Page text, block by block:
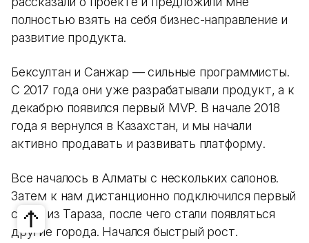
полностью взять на себя бизнес-направление и
развитие продукта.
Бексултан и Санжар — сильные программисты.
С 2017 года они уже разрабатывали продукт, а к
декабрю появился первый MVP. В начале 2018
года я вернулся в Казахстан, и мы начали
активно продавать и развивать платформу.
Все началось в Алматы с нескольких салонов.
Затем к нам дистанционно подключился первый
салон из Тараза, после чего стали появляться
другие города. Начался быстрый рост.